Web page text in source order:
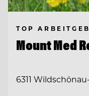
TOP
Mount Med
6311